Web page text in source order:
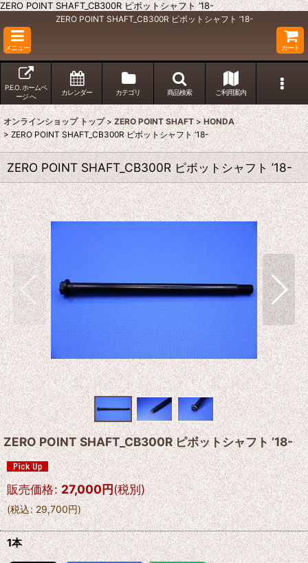
ZERO POINT SHAFT_CB300R ピボットシャフト ’18-
ZERO POINT SHAFT_CB300R ピボットシャフト ’18-
メニュー カート
P.E.O. ホームペ
ージ へ
カレンダー カテゴリ 商品検索 ご利用案内
オンラインショップ トップ > ZERO POINT SHAFT > HONDA
> ZERO POINT SHAFT_CB300R ピボットシャフト ’18-
ZERO POINT SHAFT_CB300R ピボットシャフト ’18-
ZERO POINT SHAFT_CB300R ピボットシャフト ’18-
販売価格: 27,000円(税別)
(税込: 29,700円)
1本